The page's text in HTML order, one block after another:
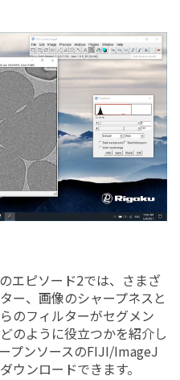
エピソード2では、さまざ
ー、画像のシャープネスと
のフィルターがセグメン
のように役立つかを紹介し
プンソースのFIJI/ImageJ
ウンロードできます。